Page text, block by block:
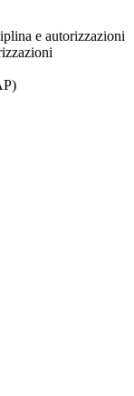
e autorizzazioni